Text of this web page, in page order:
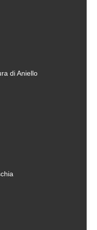
di Aniello